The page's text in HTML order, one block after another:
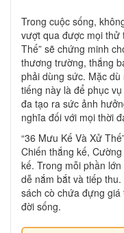
Trong cuộc sống,
vượt qua được mọi thử
Thế” sẽ chứng minh
thương trường, thắng
phải dùng sức. Mặc
tiếng này là để phục
đa tạo ra sức ảnh
nghĩa đối với mọi thời
“36 Mưu Kế Và Xử
Chiến thắng kế,
kế. Trong mỗi phần
dễ nắm bắt và tiếp
sách cò chứa đựng
đời sống.